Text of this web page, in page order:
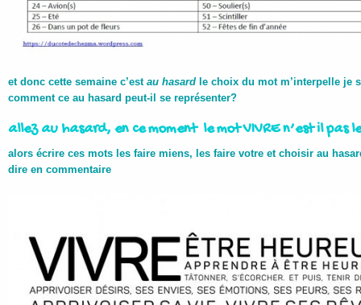
et donc cette semaine c’est au hasard le choix du mot m’interpelle je
comment ce au hasard peut-il se représenter?
allez au hasard, en ce moment le mot VIVRE n’est il pas
alors écrire ces mots les faire miens, les faire votre et choisir au
dire en commentaire